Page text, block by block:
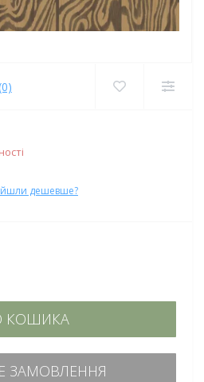
дешевше?
КОШИКА
ЗАМОВЛЕННЯ